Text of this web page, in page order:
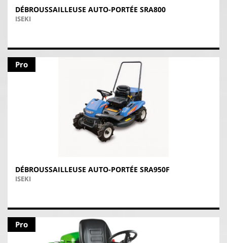
DÉBROUSSAILLEUSE AUTO-PORTÉE SRA800
ISEKI
Pro
DÉBROUSSAILLEUSE AUTO-PORTÉE SRA950F
ISEKI
Pro